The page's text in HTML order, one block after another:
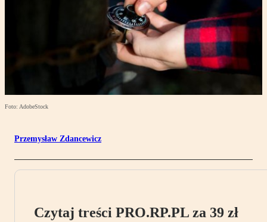
Foto: AdobeStock
Przemysław Zdancewicz
Czytaj treści PRO.RP.PL za 39 zł